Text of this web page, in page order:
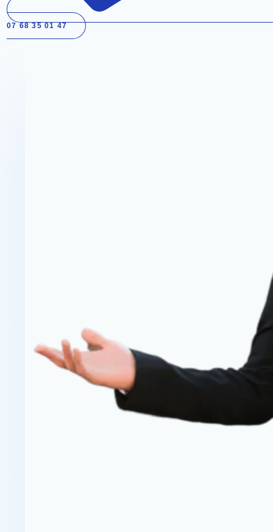
07 68 35 01 47